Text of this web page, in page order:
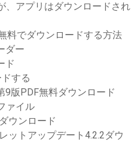
、アプリはダウンロードされ
料でダウンロードする方法
ダー
ド
する
9版PDF無料ダウンロード
ァイル
ウンロード
ットアップデート4.2.2ダウ